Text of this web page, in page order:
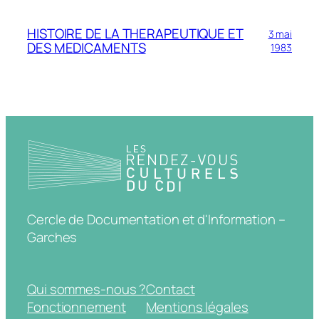
HISTOIRE DE LA THERAPEUTIQUE ET
DES MEDICAMENTS
3 mai
1983
Cercle de Documentation et d'Information –
Garches
Qui sommes-nous ?
Fonctionnement
Contact
Mentions légales